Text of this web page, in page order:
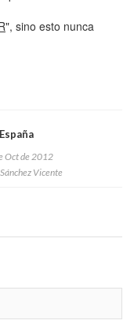
", sino esto nunca
Oct de 2012
Vicente